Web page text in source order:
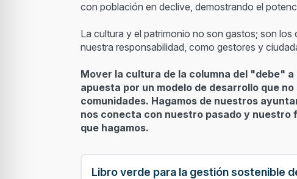
con población en declive, demostrando el
La cultura y el patrimonio no son gastos; son
nuestra responsabilidad, como gestores y
Mover la cultura de la columna del "debe"
apuesta por un modelo de desarrollo que
comunidades. Hagamos de nuestros
nos conecta con nuestro pasado y nuestro
que hagamos.
Libro verde para la gestión sostenible